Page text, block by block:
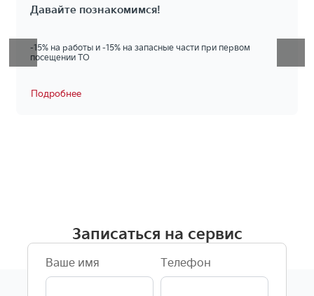
Давайте познакомимся!
-15% на работы и -15% на запасные части при первом
посещении ТО
Подробнее
Записаться на сервис
Ваше имя Телефон